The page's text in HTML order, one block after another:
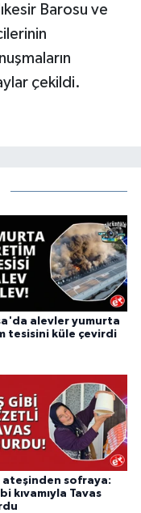
Barosu ve
çekildi.
alevler yumurta
tesisini küle çevirdi
ateşinden sofraya:
kıvamıyla Tavas